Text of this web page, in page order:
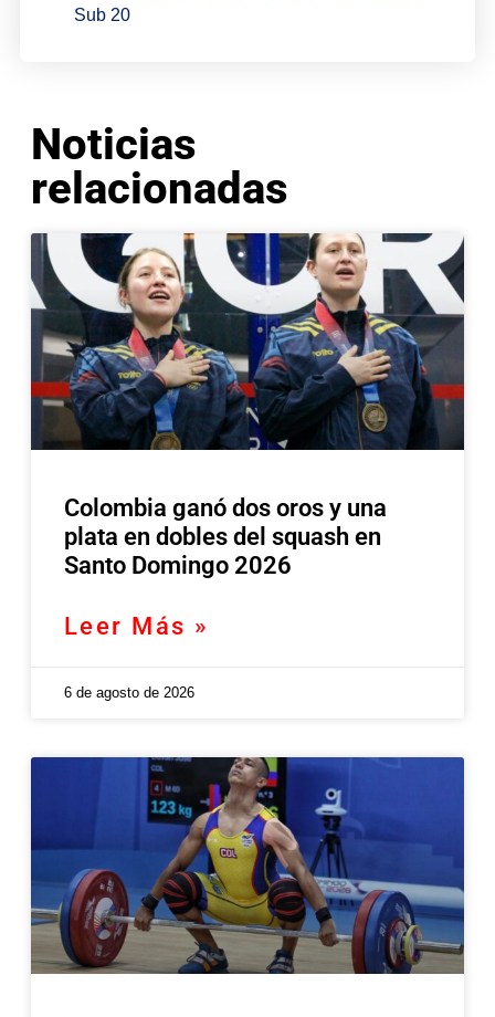
Sub 20
Noticias
relacionadas
Colombia ganó dos oros y una
plata en dobles del squash en
Santo Domingo 2026
Leer Más »
6 de agosto de 2026